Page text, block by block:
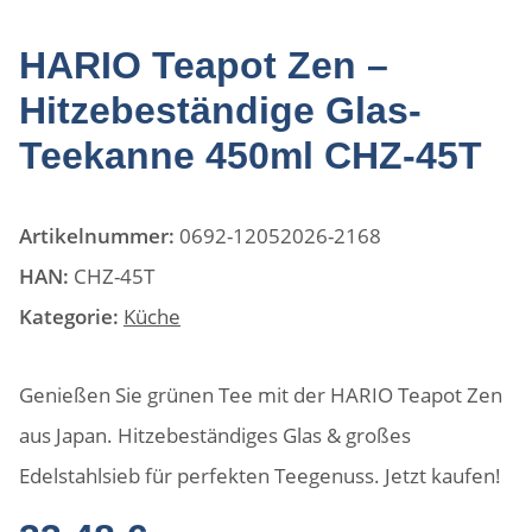
HARIO Teapot Zen –
Hitzebeständige Glas-
Teekanne 450ml CHZ-45T
Artikelnummer: 0692-12052026-2168
HAN: CHZ-45T
Kategorie: Küche
Genießen Sie grünen Tee mit der HARIO Teapot Zen
aus Japan. Hitzebeständiges Glas & großes
Edelstahlsieb für perfekten Teegenuss. Jetzt kaufen!